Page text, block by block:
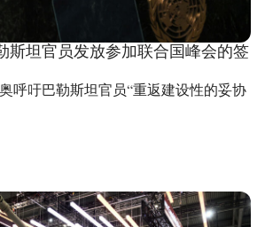
斯坦官员发放参加联合国峰会的签
呼吁巴勒斯坦官员“重返建设性的妥协